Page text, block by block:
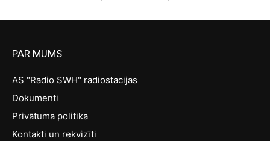
PAR MUMS
AS "Radio SWH" radiostacijas
Dokumenti
Privātuma politika
Kontakti un rekvizīti